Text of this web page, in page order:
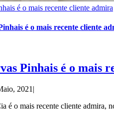
é o mais recente cliente admira
é o mais recente cliente
Pinhais é o mais
2021 |
é o mais recente cliente admira,